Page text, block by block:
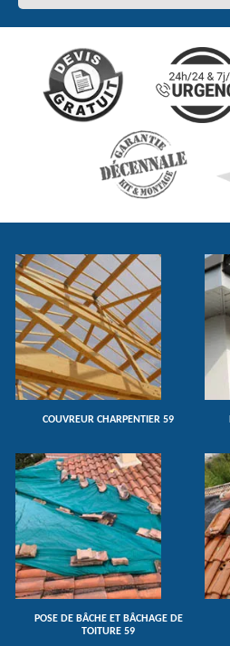
COUVREUR CHARPENTIER 59
POSE DE BÂCHE ET BÂCHAGE DE
TOITURE 59